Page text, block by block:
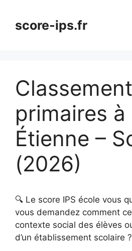
contenuscore-ips.fr
primaires
Étienne –
(2026)
🔍 Le score IPS école vous
vous demandez comment
contexte social des élèves
d’un établissement scolaire ?